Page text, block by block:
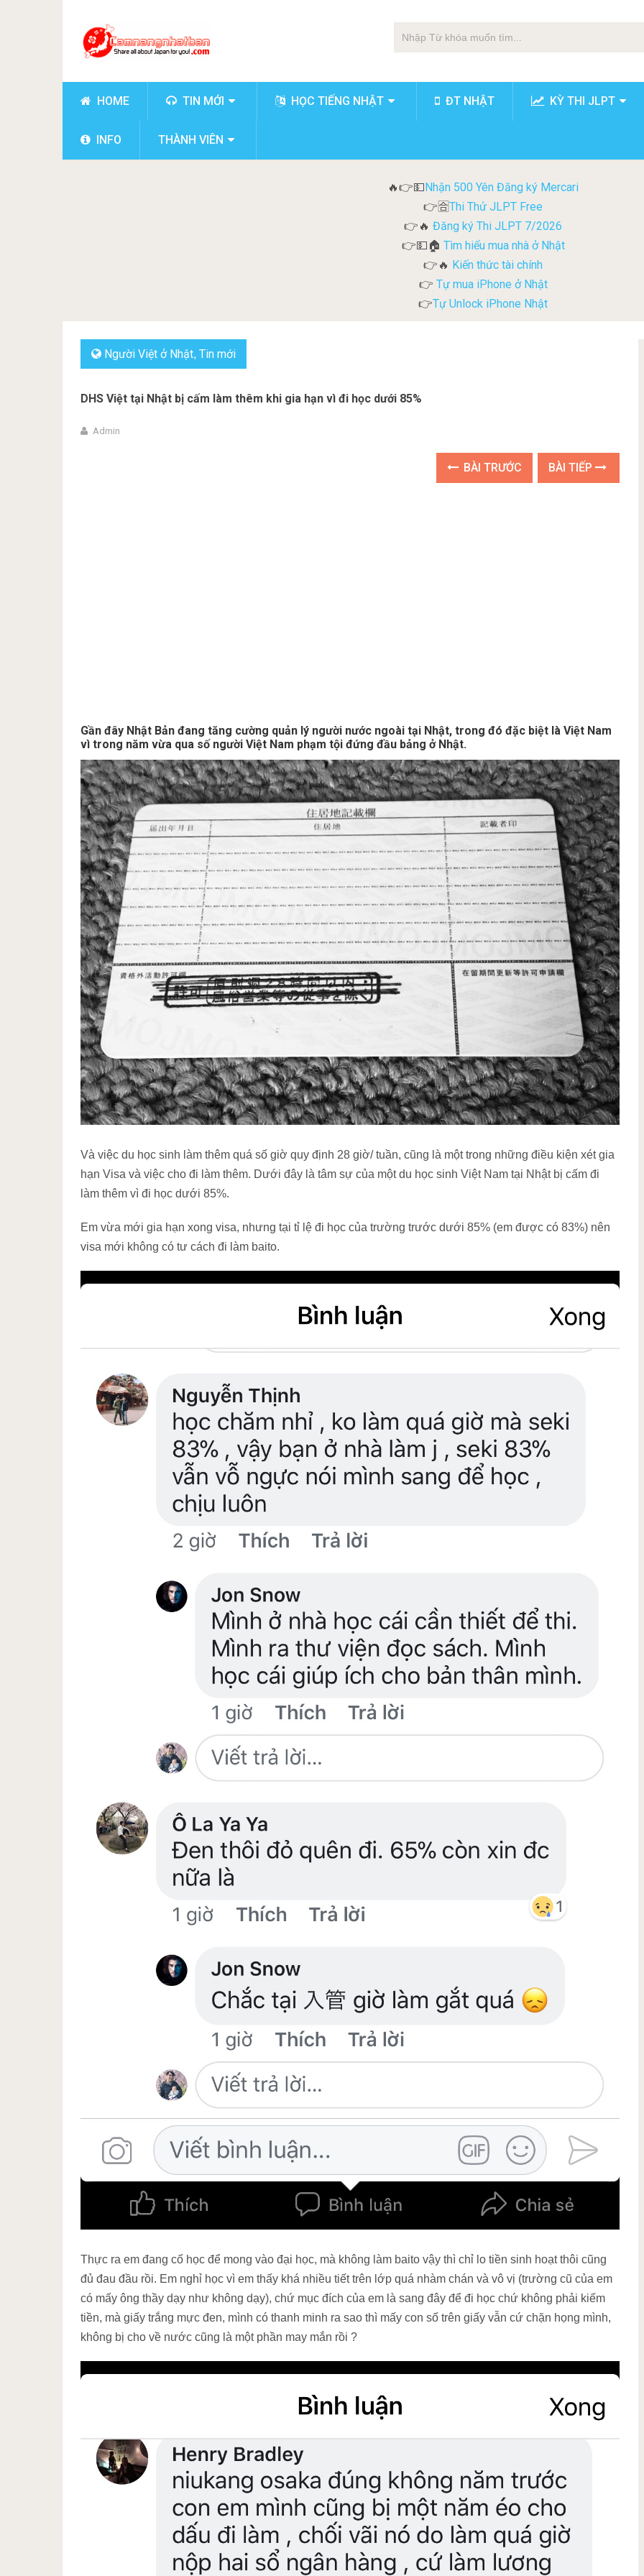
HOME TIN MỚI HỌC TIẾNG NHẬT ĐT NHẬT KỲ THI JLPT
INFO THÀNH VIÊN
🔥👉💵Nhận 500 Yên Đăng ký Mercari
👉🈴Thi Thử JLPT Free
👉🔥 Đăng ký Thi JLPT 7/2026
👉💵🏠 Tìm hiểu mua nhà ở Nhật
👉🔥 Kiến thức tài chính
👉 Tự mua iPhone ở Nhật
👉Tự Unlock iPhone Nhật
Người Việt ở Nhật, Tin mới
DHS Việt tại Nhật bị cấm làm thêm khi gia hạn vì đi học dưới 85%
Admin
BÀI TRƯỚC BÀI TIẾP
Gần đây Nhật Bản đang tăng cường quản lý người nước ngoài tại Nhật, trong đó đặc biệt là Việt Nam
vì trong năm vừa qua số người Việt Nam phạm tội đứng đầu bảng ở Nhật.
Và việc du học sinh làm thêm quá số giờ quy định 28 giờ/ tuần, cũng là một trong những điều kiện xét gia
hạn Visa và việc cho đi làm thêm. Dưới đây là tâm sự của một du học sinh Việt Nam tại Nhật bị cấm đi
làm thêm vì đi học dưới 85%.
Em vừa mới gia hạn xong visa, nhưng tại tỉ lệ đi học của trường trước dưới 85% (em được có 83%) nên
visa mới không có tư cách đi làm baito.
Thực ra em đang cố học để mong vào đại học, mà không làm baito vậy thì chỉ lo tiền sinh hoạt thôi cũng
đủ đau đầu rồi. Em nghỉ học vì em thấy khá nhiều tiết trên lớp quá nhàm chán và vô vị (trường cũ của em
có mấy ông thầy dạy như không dạy), chứ mục đích của em là sang đây để đi học chứ không phải kiếm
tiền, mà giấy trắng mực đen, mình có thanh minh ra sao thì mấy con số trên giấy vẫn cứ chặn họng mình,
không bị cho về nước cũng là một phần may mắn rồi ?